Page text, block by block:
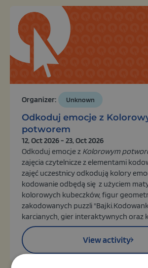
Organizer: Unknown
Odkoduj emocje z
potworem
12, Oct 2026 - 23, Oct 2026
Odkoduj emocje z Kolorowym
zajęcia czytelnicze z elementami
zajęć uczestnicy odkodują kolory
kodowanie odbędą się z użyciem
kolorowych kubeczków, figur
zakodowanych puzzli
karcianych, gier interaktywnych oraz
View activity